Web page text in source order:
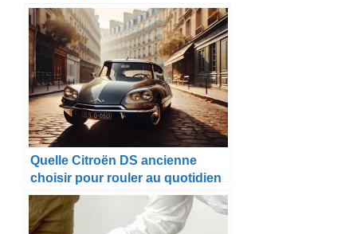
Quelle Citroën DS ancienne
choisir pour rouler au quotidien
?